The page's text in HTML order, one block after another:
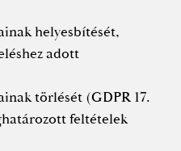
helyesbítését,
adott
törlését (GDPR 17.
feltételek